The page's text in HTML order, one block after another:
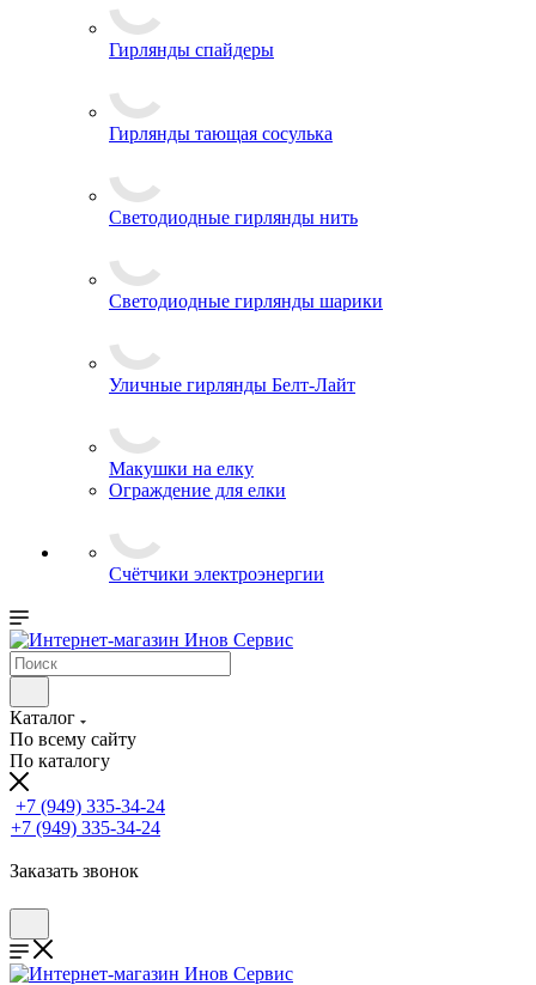
Гирлянды спайдеры
Гирлянды тающая сосулька
Светодиодные гирлянды нить
Светодиодные гирлянды шарики
Уличные гирлянды Белт-Лайт
Макушки на елку
Ограждение для елки
Счётчики электроэнергии
Каталог
По всему сайту
По каталогу
+7 (949) 335-34-24
+7 (949) 335-34-24
Заказать звонок